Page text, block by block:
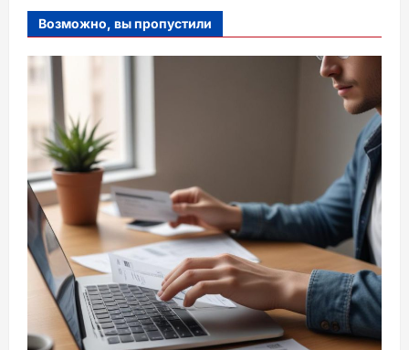
Возможно, вы пропустили